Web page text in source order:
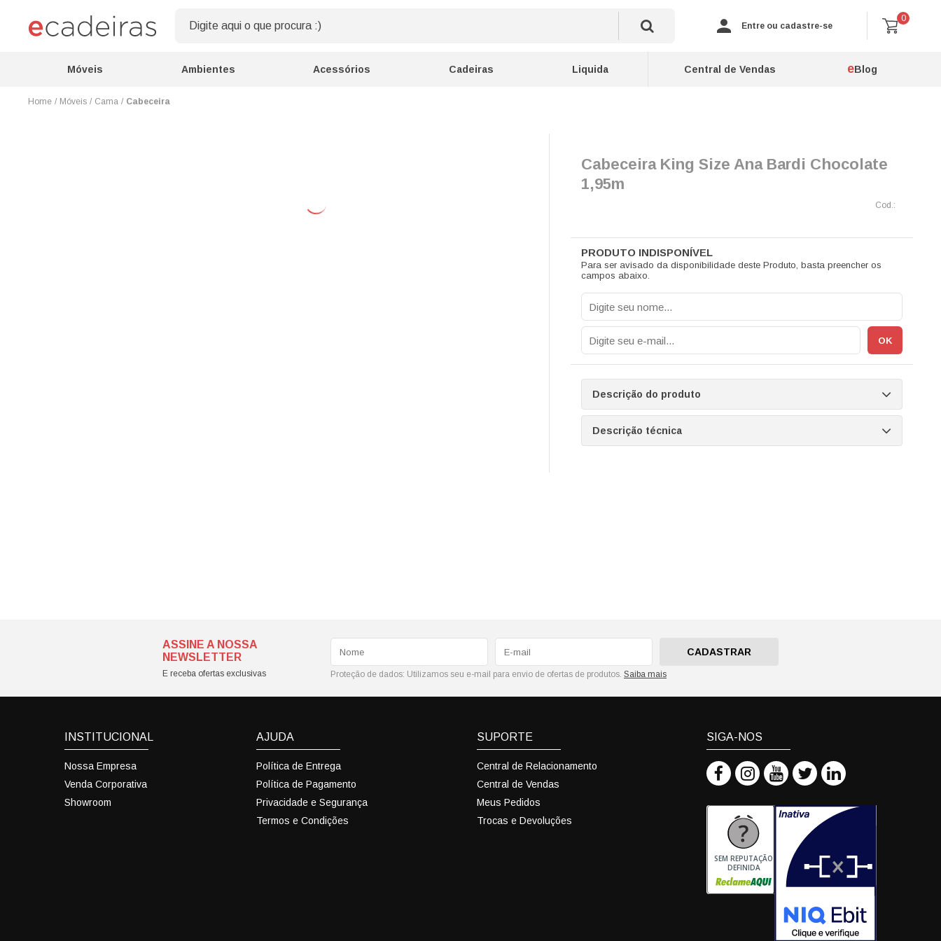
0
Entre ou cadastre-se
Móveis Ambientes Acessórios Cadeiras Liquida Central de Vendas eBlog
Móveis Cama Cabeceira
Cabeceira King Size Ana Bardi Chocolate
1,95m
Para ser avisado da disponibilidade deste Produto, basta preencher os
campos abaixo.
Descrição do produto
Descrição técnica
ASSINE A NOSSA
NEWSLETTER
E receba ofertas exclusivas
CADASTRAR
Proteção de dados: Utilizamos seu e-mail para envio de ofertas de produtos. Saiba mais
INSTITUCIONAL
Nossa Empresa
Venda Corporativa
Showroom
AJUDA
Política de Entrega
Política de Pagamento
Privacidade e Segurança
Termos e Condições
SUPORTE
Central de Relacionamento
Central de Vendas
Meus Pedidos
Trocas e Devoluções
SIGA-NOS
SEM REPUTAÇÃO
DEFINIDA